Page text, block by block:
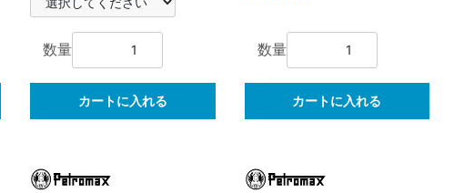
数量
カートに入れる
数量
カートに入れる